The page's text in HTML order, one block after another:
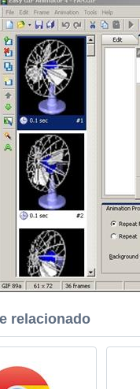
relacionado